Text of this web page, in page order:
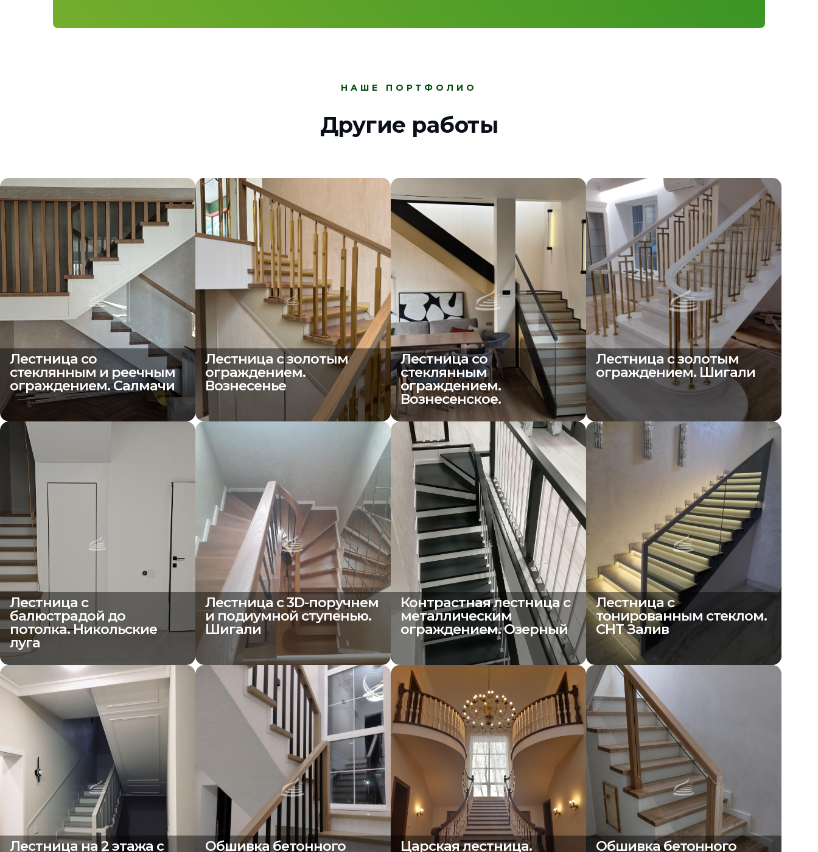
НАШЕ ПОРТФОЛИО
Другие работы
Лестница со
стеклянным и реечным
ограждением. Салмачи
Лестница с золотым
ограждением.
Вознесенье
Лестница со
стеклянным
ограждением.
Вознесенское.
Лестница с золотым
ограждением. Шигали
Лестница с
балюстрадой до
потолка. Никольские
луга
Лестница с 3D-поручнем
и подиумной ступенью.
Шигали
Контрастная лестница с
металлическим
ограждением. Озерный
Лестница с
тонированным стеклом.
СНТ Залив
Лестница на 2 этажа с Обшивка бетонного Царская лестница. Обшивка бетонного